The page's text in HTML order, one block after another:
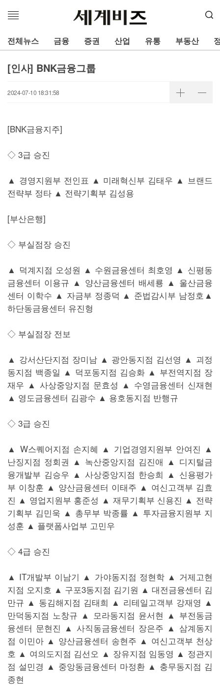
메
열
기
전체뉴스 금융 증권 산업 유통 부동산
[인사] BNK금융그룹
2024-07-10 18:31:58
[BNK금융지주]
◇ 3급 승진
▲ 경영지원부 전인표 ▲ 미래혁신부 김태우 ▲ 브랜드
전략부 정타 ▲ 전략기획부 김성용
[부산은행]
◇ 부실점장 승진
▲ 덕계지점 오성원 ▲ 수원금융센터 최호영 ▲ 신평동
금융센터 이용규 ▲ 양산금융센터 배세룡 ▲ 울산금융
센터 이학수 ▲ 자금부 정종덕 ▲ 준법감시부 남정호▲
하단동금융센터 유진형
◇ 부실점장 전보
▲ 강서산단지점 장미남 ▲ 광안동지점 김선영 ▲ 괴정
동지점 백종일 ▲ 덕포동지점 김승화 ▲ 부전역지점 장
재우 ▲ 사상중앙지점 문효성 ▲ 수영금융센터 신재현
▲ 영도금융센터 김광수 ▲ 용호동지점 반행규
◇ 3급 승진
▲ W스퀘어지점 손지혜 ▲ 기업경영지원부 안여진 ▲
난징지점 정회권 ▲ 녹산중앙지점 김진애 ▲ 디지털금
융개발부 김승우 ▲ 사상중앙지점 한승희 ▲ 신용평가
부 이창훈 ▲ 양산금융센터 이태주 ▲ 여신고객부 김효
진 ▲ 영업지원부 홍준성 ▲ 재무기획부 신용진 ▲ 전략
기획부 김민욱 ▲ 총무부 박종률 ▲ 투자금융지원부 지
성훈 ▲ 플랫폼사업부 고민우
◇ 4급 승진
▲ IT개발부 이남기 ▲ 가야동지점 정현학 ▲ 거제고현
지점 오지호 ▲ 구포3동지점 김기원 ▲ 대전금융센터 김
만규 ▲ 동김해지점 김태희 ▲ 리테일고객부 강재영 ▲
만덕동지점 노창규 ▲ 모라동지점 윤서현 ▲ 부전동금
융센터 문현진 ▲ 사직동금융센터 장은주 ▲ 삼계동지
점 이민아 ▲ 양산금융센터 송현주 ▲ 여신고객부 천상
호 ▲ 여의도지점 김선오 ▲ 장유지점 임동영 ▲ 정관지
점 설민경 ▲ 중앙동금융센터 마정환 ▲ 충무동지점 김
종현